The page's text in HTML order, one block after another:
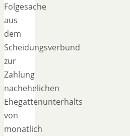
Folgesache
aus
dem
Scheidungsverbund
zur
Zahlung
nachehelichen
Ehegattenunterhalts
von
monatlich